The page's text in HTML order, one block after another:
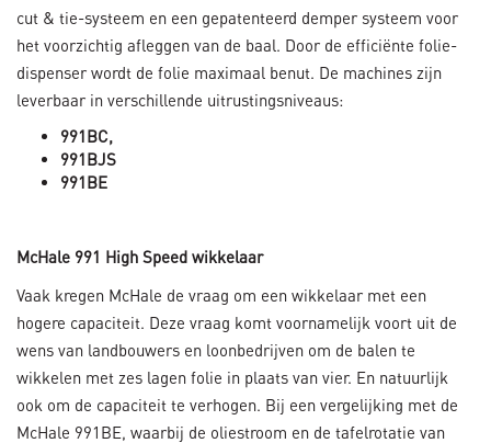
cut & tie-systeem en een gepatenteerd demper systeem voor
het voorzichtig afleggen van de baal. Door de efficiënte folie-
dispenser wordt de folie maximaal benut. De machines zijn
leverbaar in verschillende uitrustingsniveaus:
991BC,
991BJS
991BE
McHale 991 High Speed wikkelaar
Vaak kregen McHale de vraag om een wikkelaar met een
hogere capaciteit. Deze vraag komt voornamelijk voort uit de
wens van landbouwers en loonbedrijven om de balen te
wikkelen met zes lagen folie in plaats van vier. En natuurlijk
ook om de capaciteit te verhogen. Bij een vergelijking met de
McHale 991BE, waarbij de oliestroom en de tafelrotatie van